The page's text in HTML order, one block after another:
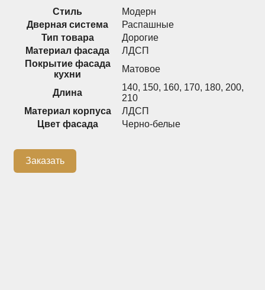
Распашные шкафы
+7 (926) 192-03-75
О нас
Контакты
Стиль
Модерн
Дверная система
Распашные
Тип товара
Дорогие
Материал фасада
ЛДСП
Покрытие фасада
кухни
Матовое
Длина
140, 150, 160, 170, 180, 200,
210
Материал корпуса
ЛДСП
Цвет фасада
Черно-белые
Заказать